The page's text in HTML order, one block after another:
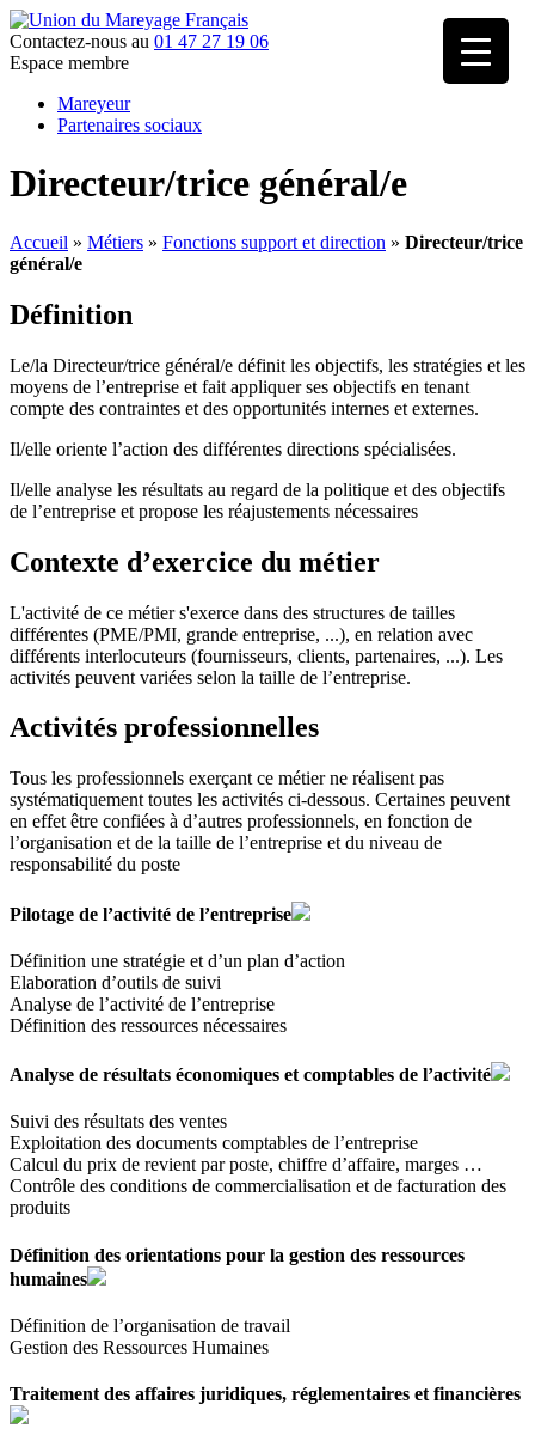
Contactez-nous au 01 47 27 19 06
Espace membre
Mareyeur
Partenaires sociaux
Directeur/trice général/e
Accueil » Métiers » Fonctions support et direction » Directeur/trice
général/e
Définition
Le/la Directeur/trice général/e définit les objectifs, les stratégies et les
moyens de l’entreprise et fait appliquer ses objectifs en tenant
compte des contraintes et des opportunités internes et externes.
Il/elle oriente l’action des différentes directions spécialisées.
Il/elle analyse les résultats au regard de la politique et des objectifs
de l’entreprise et propose les réajustements nécessaires
Contexte d’exercice du métier
L'activité de ce métier s'exerce dans des structures de tailles
différentes (PME/PMI, grande entreprise, ...), en relation avec
différents interlocuteurs (fournisseurs, clients, partenaires, ...). Les
activités peuvent variées selon la taille de l’entreprise.
Activités professionnelles
Tous les professionnels exerçant ce métier ne réalisent pas
systématiquement toutes les activités ci-dessous. Certaines peuvent
en effet être confiées à d’autres professionnels, en fonction de
l’organisation et de la taille de l’entreprise et du niveau de
responsabilité du poste
Pilotage de l’activité de l’entreprise
Définition une stratégie et d’un plan d’action
Elaboration d’outils de suivi
Analyse de l’activité de l’entreprise
Définition des ressources nécessaires
Analyse de résultats économiques et comptables de l’activité
Suivi des résultats des ventes
Exploitation des documents comptables de l’entreprise
Calcul du prix de revient par poste, chiffre d’affaire, marges …
Contrôle des conditions de commercialisation et de facturation des
produits
Définition des orientations pour la gestion des ressources
humaines
Définition de l’organisation de travail
Gestion des Ressources Humaines
Traitement des affaires juridiques, réglementaires et financières